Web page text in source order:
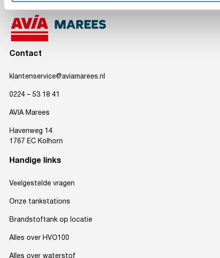
Contact
klantenservice@aviamarees.nl
0224 – 53 18 41
AVIA Marees
Havenweg 14
1767 EC Kolhorn
Handige links
Veelgestelde vragen
Onze tankstations
Brandstoftank op locatie
Alles over HVO100